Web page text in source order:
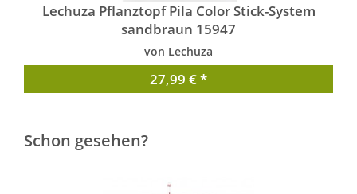
Lechuza Pflanztopf Pila Color Stick-System
sandbraun 15947
von Lechuza
27,99 € *
Schon gesehen?